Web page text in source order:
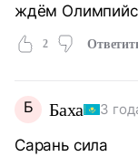
ждём
2
Б Баха 3
Сарань сила